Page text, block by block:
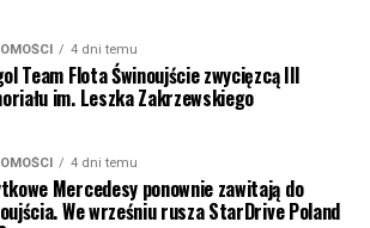
4 dni temu
Team Flota Świnoujście zwycięzcą III
im. Leszka Zakrzewskiego
4 dni temu
Mercedesy ponownie zawitają do
We wrześniu rusza StarDrive Poland